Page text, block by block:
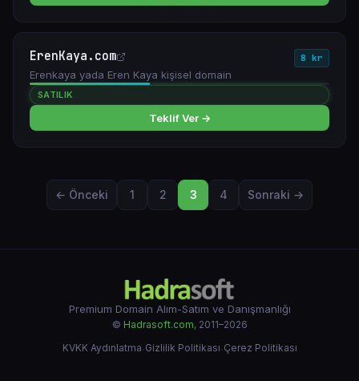
ErenKaya.com 8 kr
Erenkaya yada Eren Kaya kişisel domain
SATILIK
Teklif Ver →
← Önceki 1 2 3 4 Sonraki →
Premium Domain Alım-Satım ve Danışmanlığı
© Hadrasoft.com, 2011–2026
KVKK Aydınlatma·Gizlilik Politikası·Çerez Politikası